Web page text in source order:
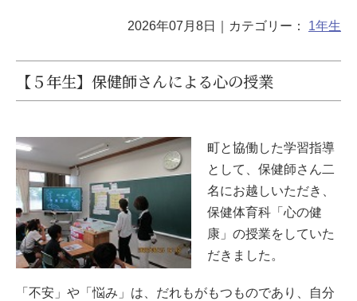
2026年07月8日 ｜カテゴリー： 1年生
【５年生】保健師さんによる心の授業
町と協働した学習指導
として、保健師さん二
名にお越しいただき、
保健体育科「心の健
康」の授業をしていた
だきました。
「不安」や「悩み」は、だれもがもつものであり、自分